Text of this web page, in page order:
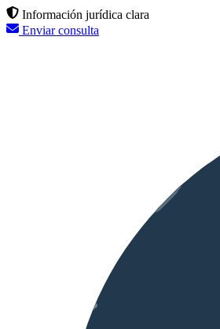
Información jurídica clara
Enviar consulta